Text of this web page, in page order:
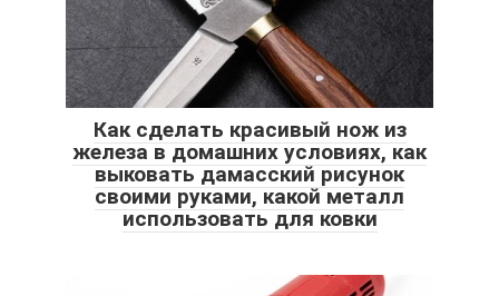
Как сделать красивый нож из
железа в домашних условиях, как
выковать дамасский рисунок
своими руками, какой металл
использовать для ковки